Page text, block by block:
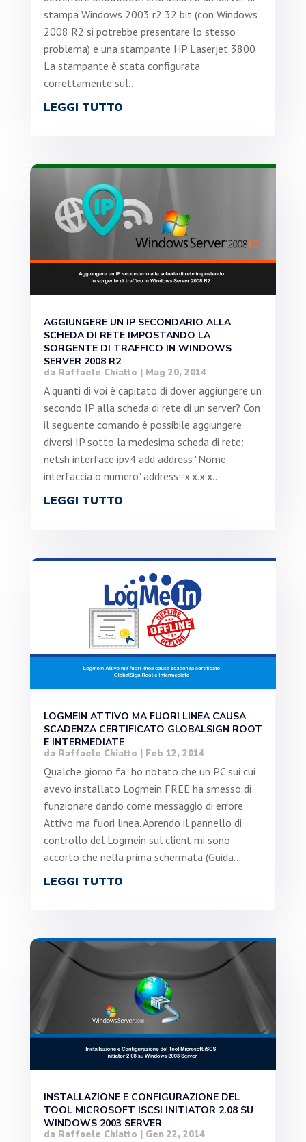
stampa Windows 2003 r2 32 bit (con Windows
2008 R2 si potrebbe presentare lo stesso
problema) e una stampante HP Laserjet 3800
La stampante è stata configurata
correttamente sul...
LEGGI TUTTO
AGGIUNGERE UN IP SECONDARIO ALLA
SCHEDA DI RETE IMPOSTANDO LA
SORGENTE DI TRAFFICO IN WINDOWS
SERVER 2008 R2
da Raffaele Chiatto Mag 20, 2014
A quanti di voi è capitato di dover aggiungere un
secondo IP alla scheda di rete di un server? Con
il seguente comando è possibile aggiungere
diversi IP sotto la medesima scheda di rete:
netsh interface ipv4 add address "Nome
interfaccia o numero" address=x.x.x.x...
LEGGI TUTTO
LOGMEIN ATTIVO MA FUORI LINEA CAUSA
SCADENZA CERTIFICATO GLOBALSIGN ROOT
E INTERMEDIATE
da Raffaele Chiatto | Feb 12, 2014
Qualche giorno fa ho notato che un PC sui cui
avevo installato Logmein FREE ha smesso di
funzionare dando come messaggio di errore
Attivo ma fuori linea. Aprendo il pannello di
controllo del Logmein sul client mi sono
accorto che nella prima schermata (Guida...
LEGGI TUTTO
INSTALLAZIONE E CONFIGURAZIONE DEL
TOOL MICROSOFT ISCSI INITIATOR 2.08 SU
WINDOWS 2003 SERVER
da Raffaele Chiatto | Gen 22, 2014